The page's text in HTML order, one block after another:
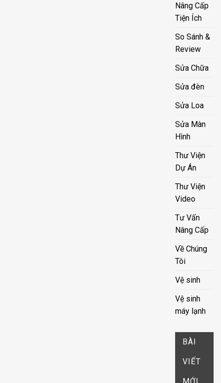
Nâng Cấp
Tiện Ích
So Sánh &
Review
Sửa Chữa
Sửa đèn
Sửa Loa
Sửa Màn
Hình
Thư Viện
Dự Án
Thư Viện
Video
Tư Vấn
Nâng Cấp
Về Chúng
Tôi
Vệ sinh
Vệ sinh
máy lạnh
BÀI
VIẾT
MỚI